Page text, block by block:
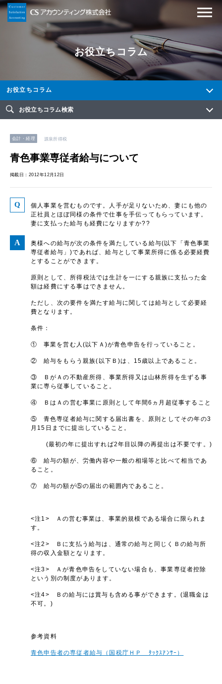
お役立ちコラム
お役立ちコラム
お役立ちコラム検索
会計・経理 源泉所得税
青色事業専従者給与について
掲載日：2012年12月12日
個人事業を営むものです。人手が足りないため、妻にも他の
正社員とほぼ同様の条件で仕事を手伝ってもらっています。
妻に支払った給与も経費になりますか??
奥様への給与が次の条件を満たしている給与(以下「青色事業
専従者給与」)であれば、給与として事業所得に係る必要経費
とすることができます。
原則として、所得税法では生計を一にする親族に支払った金
額は経費にする事はできません。
ただし、次の要件を満たす給与に関しては給与として必要経
費となります。
条件：
① 事業を営む人(以下Ａ)が青色申告を行っていること。
② 給与をもらう親族(以下Ｂ)は、15歳以上であること。
③ ＢがＡの不動産所得、事業所得又は山林所得を生ずる事
業に専ら従事していること。
④ ＢはＡの営む事業に原則として年間6ヵ月超従事すること
⑤ 青色専従者給与に関する届出書を、原則としてその年の3
月15日までに提出していること。
(最初の年に提出すれば2年目以降の再提出は不要です。)
⑥ 給与の額が、労働内容や一般の相場等と比べて相当であ
ること。
⑦ 給与の額が⑤の届出の範囲内であること。
<注1> Ａの営む事業は、事業的規模である場合に限られま
す。
<注2> Ｂに支払う給与は、通常の給与と同じくＢの給与所
得の収入金額となります。
<注3> Ａが青色申告をしていない場合も、事業専従者控除
という別の制度があります。
<注4> Ｂの給与には賞与も含める事ができます。(退職金は
不可。)
参考資料
青色申告者の専従者給与（国税庁ＨＰ ﾀｯｸｽｱﾝｻｰ）